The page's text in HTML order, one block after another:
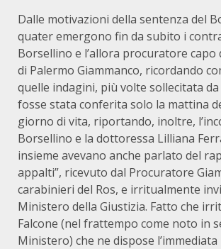
Dalle motivazioni della sentenza del
quater emergono fin da subito i
Borsellino e l’allora procuratore capo
di Palermo Giammanco, ricordando
quelle indagini, più volte sollecitata
fosse stata conferita solo la mattina
giorno di vita, riportando, inoltre,
Borsellino e la dottoressa Lilliana
insieme avevano anche parlato del
appalti”, ricevuto dal Procuratore
carabinieri del Ros, e irritualmente
Ministero della Giustizia. Fatto che
Falcone (nel frattempo come noto in
Ministero) che ne dispose